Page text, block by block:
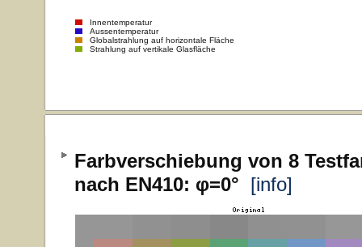
Innentemperatur
Aussentemperatur
Globalstrahlung auf horizontale Fläche
Strahlung auf vertikale Glasfläche
Farbverschiebung von 8
nach EN410: φ=0° [info]